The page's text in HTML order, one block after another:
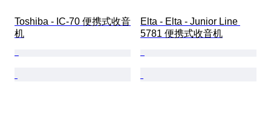
Toshiba - IC-70 便携式收音
机
Elta - Elta - Junior Line
5781 便携式收音机